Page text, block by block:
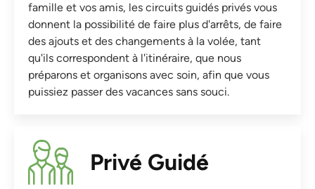
famille et vos amis, les circuits guidés privés vous
donnent la possibilité de faire plus d'arrêts, de faire
des ajouts et des changements à la volée, tant
qu'ils correspondent à l'itinéraire, que nous
préparons et organisons avec soin, afin que vous
puissiez passer des vacances sans souci.
Privé Guidé